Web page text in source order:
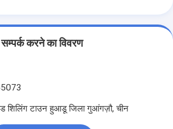
सम्पर्क करने का विवरण
शिलिंग टाउन हुआडू जिला गुआंगज़ौ, चीन